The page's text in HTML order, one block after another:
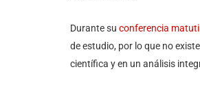
Durante su conferencia
de estudio, por lo que no
científica y en un análisis